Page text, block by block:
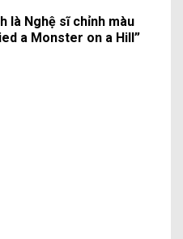
là Nghệ sĩ chỉnh màu
a Monster on a Hill”